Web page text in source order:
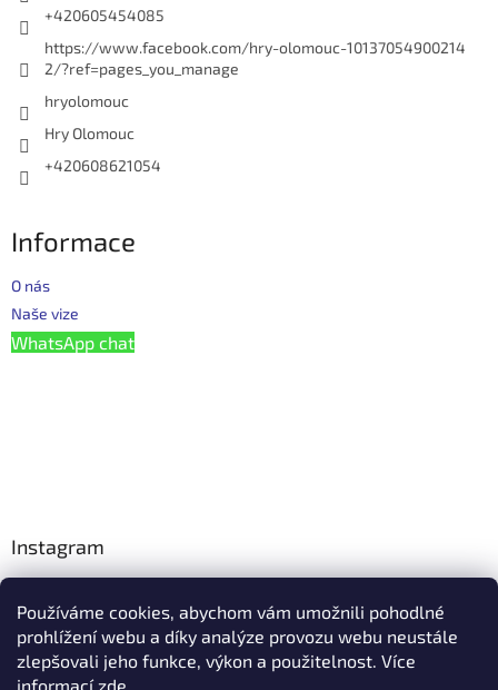
Používáme cookies, abychom vám umožnili pohodlné
prohlížení webu a díky analýze provozu webu neustále
zlepšovali jeho funkce, výkon a použitelnost. Více
informacízde
+420605454085
https://www.facebook.com/hry-olomouc-10137054900214
2/?ref=pages_you_manage
hryolomouc
Hry Olomouc
+420608621054
Informace
O nás
Naše vize
WhatsApp chat
Instagram
Facebook